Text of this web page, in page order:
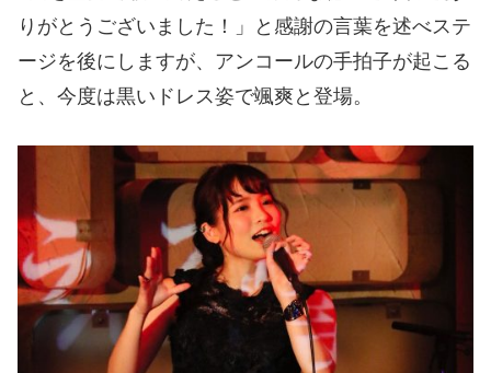
りがとうございました！」と感謝の言葉を述べステ
ージを後にしますが、アンコールの手拍子が起こる
と、今度は黒いドレス姿で颯爽と登場。